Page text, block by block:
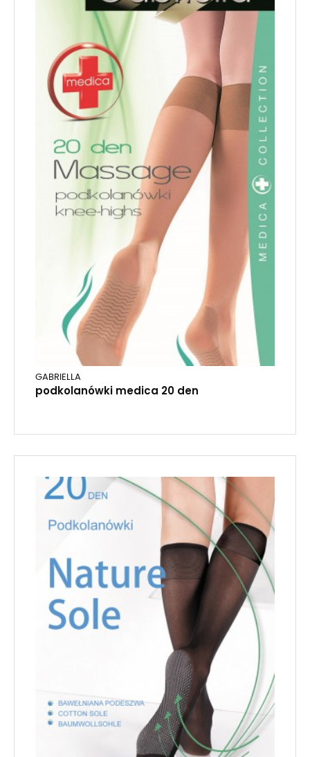
GABRIELLA
podkolanówki medica 20 den